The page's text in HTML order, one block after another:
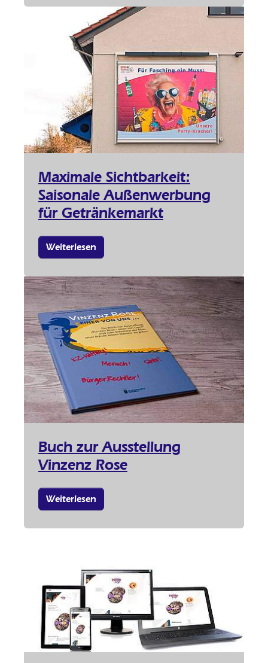
Maximale Sichtbarkeit:
Saisonale Außenwerbung
für Getränkemarkt
Weiterlesen
Buch zur Ausstellung
Vinzenz Rose
Weiterlesen